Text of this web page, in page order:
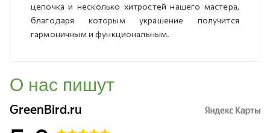
цепочка и несколько хитростей нашего мастера,
благодаря которым украшение получится
гармоничным и функциональным.
О нас пишут